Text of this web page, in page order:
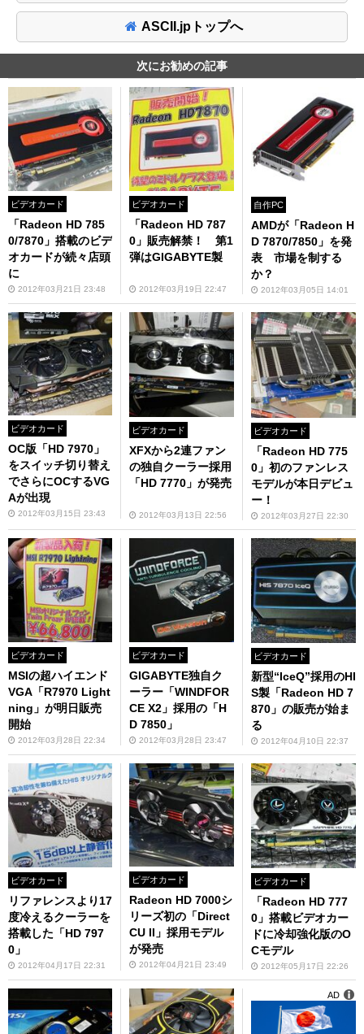
ASCII.jpトップへ
次にお勧めの記事
ビデオカード
「Radeon HD 785
0/7870」搭載のビデ
オカードが続々店頭
に
2012年03月21日 23:48
ビデオカード
「Radeon HD 787
0」販売解禁！ 第1
弾はGIGABYTE製
2012年03月19日 22:47
自作PC
AMDが「Radeon H
D 7870/7850」を発
表 市場を制する
か？
2012年03月05日 14:01
ビデオカード
OC版「HD 7970」
をスイッチ切り替え
でさらにOCするVG
Aが出現
2012年03月15日 23:43
ビデオカード
XFXから2連ファン
の独自クーラー採用
「HD 7770」が発売
2012年03月13日 22:56
ビデオカード
「Radeon HD 775
0」初のファンレス
モデルが本日デビュ
ー！
2012年03月27日 22:30
ビデオカード
MSIの超ハイエンド
VGA「R7970 Light
ning」が明日販売
開始
2012年03月28日 22:34
ビデオカード
GIGABYTE独自ク
ーラー「WINDFOR
CE X2」採用の「H
D 7850」
2012年03月28日 23:47
ビデオカード
新型“IceQ”採用のHI
S製「Radeon HD 7
870」の販売が始ま
る
2012年04月10日 22:37
ビデオカード
リファレンスより17
度冷えるクーラーを
搭載した「HD 797
0」
2012年04月17日 22:31
ビデオカード
Radeon HD 7000シ
リーズ初の「Direct
CU II」採用モデル
が発売
2012年04月21日 23:49
ビデオカード
「Radeon HD 777
0」搭載ビデオカー
ドに冷却強化版のO
Cモデル
2012年05月17日 22:26
AD